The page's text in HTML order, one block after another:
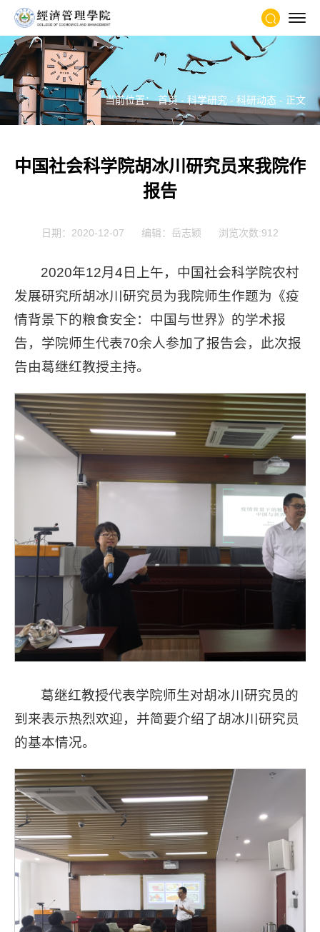
当前位置：首页- 科学研究 - 科研动态 - 正文
中国社会科学院胡冰川研究员来我院作
报告
日期：2020-12-07 编辑：岳志颖 浏览次数:912
2020年12月4日上午，中国社会科学院农村
发展研究所胡冰川研究员为我院师生作题为《疫
情背景下的粮食安全：中国与世界》的学术报
告，学院师生代表70余人参加了报告会，此次报
告由葛继红教授主持。
葛继红教授代表学院师生对胡冰川研究员的
到来表示热烈欢迎，并简要介绍了胡冰川研究员
的基本情况。